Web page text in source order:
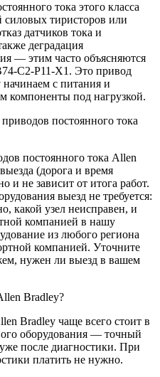
тока этого класса
силовых тиристоров или
датчиков тока и
деградация
— этим часто объясняются
C2-P11-X1. Это привод
начинаем с питания и
компоненты под нагрузкой.
постоянного тока
постоянного тока Allen
(дорога и время
и не зависит от итога работ.
выезд не требуется:
какой узел неисправен, и
компанией в нашу
из любого региона
компанией. Уточните
нужен ли выезд в вашем
Bradley?
Bradley чаще всего стоит в
оборудования — точный
после диагностики. При
платить не нужно.